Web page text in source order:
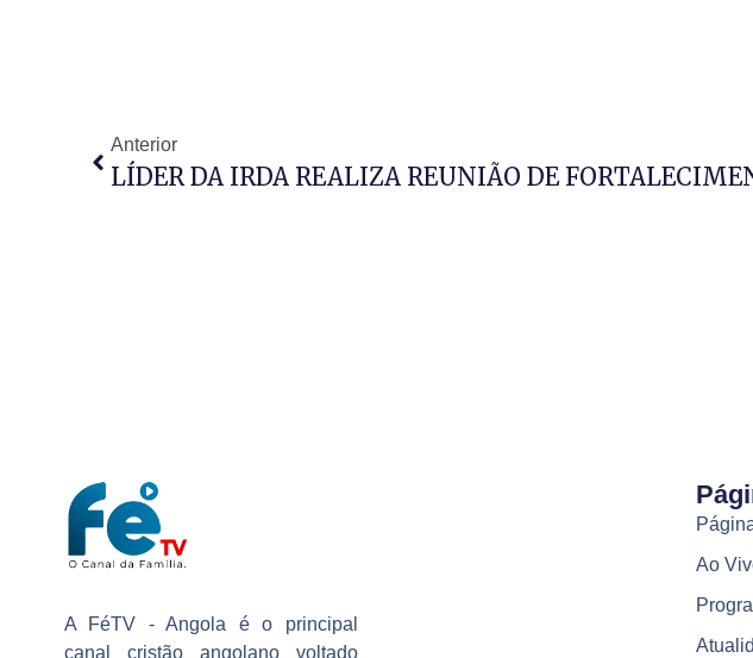
Anterior
LÍDER DA IRDA REALIZA REUNIÃO DE
A FéTV - Angola é o principal
canal cristão angolano voltado
Ao